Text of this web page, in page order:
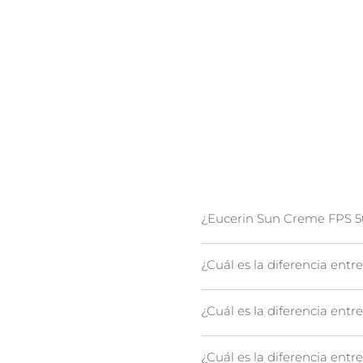
¿Eucerin Sun Creme FPS
Eucerin Sun Creme FPS
¿Cuál es la diferencia
Los fluidos están
¿Cuál es la diferencia
Los filtros químicos
¿Cuál es la diferencia